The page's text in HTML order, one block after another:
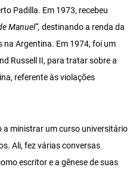
Padilla. Em 1973, recebeu
Manuel”, destinando a renda da
Argentina. Em 1974, foi um
Russell II, para tratar sobre a
referente às violações
a ministrar um curso universitário
Ali, fez várias conversas
escritor e a gênese de suas